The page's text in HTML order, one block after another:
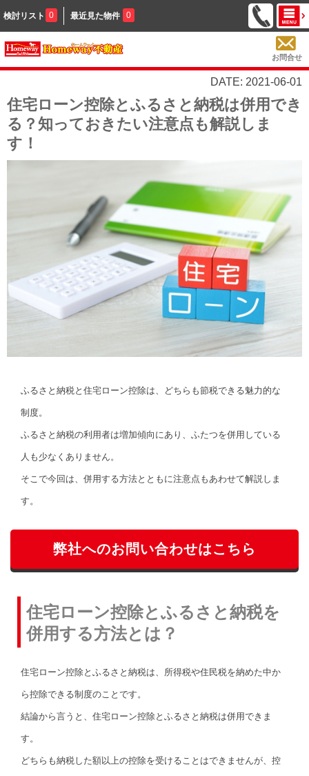
検討リスト 0 最近見た物件 0
お問合せ
DATE: 2021-06-01
住宅ローン控除とふるさと納税は併用でき
る？知っておきたい注意点も解説しま
す！
ふるさと納税と住宅ローン控除は、どちらも節税できる魅力的な
制度。
ふるさと納税の利用者は増加傾向にあり、ふたつを併用している
人も少なくありません。
そこで今回は、併用する方法とともに注意点もあわせて解説しま
す。
弊社へのお問い合わせはこちら
住宅ローン控除とふるさと納税を
併用する方法とは？
住宅ローン控除とふるさと納税は、所得税や住民税を納めた中か
ら控除できる制度のことです。
結論から言うと、住宅ローン控除とふるさと納税は併用できま
す。
どちらも納税した額以上の控除を受けることはできませんが、控